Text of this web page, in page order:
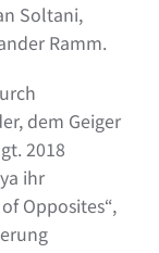
Soltani,
Ramm.
dem Geiger
2018
ihr
Opposites“,